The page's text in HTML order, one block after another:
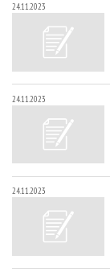
24.11.2023
24.11.2023
24.11.2023